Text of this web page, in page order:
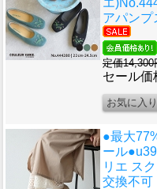
アパン
定価14,300
セール価
●最大
ール●u39
リエ ス
交換不可